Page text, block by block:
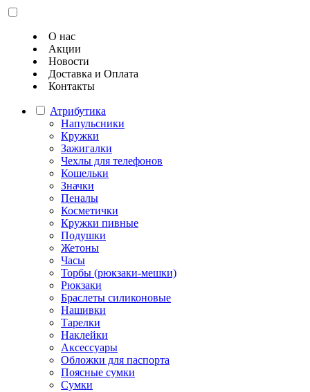
О нас
Акции
Новости
Доставка и Оплата
Контакты
Атрибутика
Напульсники
Кружки
Зажигалки
Чехлы для телефонов
Кошельки
Значки
Пеналы
Косметички
Кружки пивные
Подушки
Жетоны
Часы
Торбы (рюкзаки-мешки)
Рюкзаки
Браслеты силиконовые
Нашивки
Тарелки
Наклейки
Аксессуары
Обложки для паспорта
Поясные сумки
Сумки